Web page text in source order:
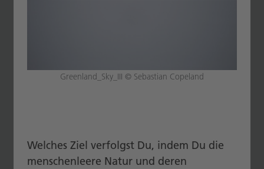
Greenland_Sky_III © Sebastian Copeland
Welches Ziel verfolgst Du, indem Du die
menschenleere Natur und deren